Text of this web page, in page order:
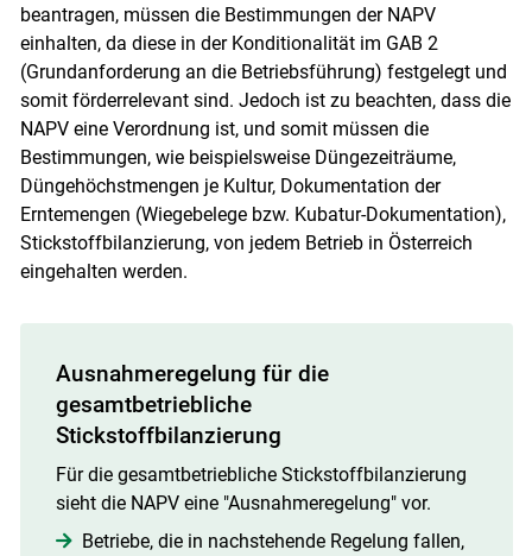
beantragen, müssen die Bestimmungen der NAPV
einhalten, da diese in der Konditionalität im GAB 2
(Grundanforderung an die Betriebsführung) festgelegt und
somit förderrelevant sind. Jedoch ist zu beachten, dass die
NAPV eine Verordnung ist, und somit müssen die
Bestimmungen, wie beispielsweise Düngezeiträume,
Düngehöchstmengen je Kultur, Dokumentation der
Erntemengen (Wiegebelege bzw. Kubatur-Dokumentation),
Stickstoffbilanzierung, von jedem Betrieb in Österreich
eingehalten werden.
Ausnahmeregelung für die
gesamtbetriebliche
Stickstoffbilanzierung
Für die gesamtbetriebliche Stickstoffbilanzierung
sieht die NAPV eine "Ausnahmeregelung" vor.
Betriebe, die in nachstehende Regelung fallen,